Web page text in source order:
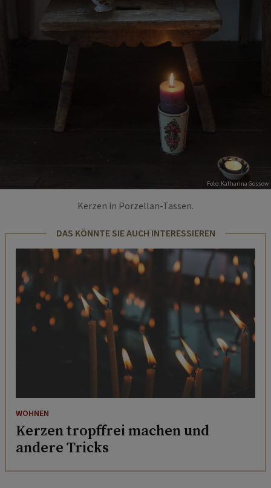
Foto: Katharina Gossow
Kerzen in Porzellan-Tassen.
DAS KÖNNTE SIE AUCH INTERESSIEREN
WOHNEN
Kerzen tropffrei machen und
andere Tricks